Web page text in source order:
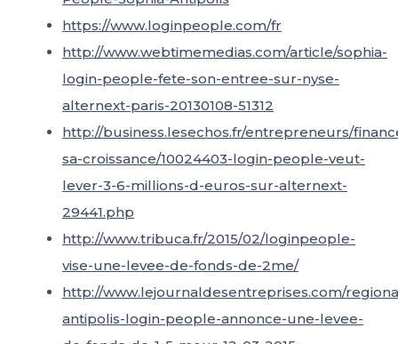
https://www.loginpeople.com/fr
http://www.webtimemedias.com/article/sophia-
login-people-fete-son-entree-sur-nyse-
alternext-paris-20130108-51312
http://business.lesechos.fr/entrepreneurs/
sa-croissance/10024403-login-people-veut-
lever-3-6-millions-d-euros-sur-alternext-
29441.php
http://www.tribuca.fr/2015/02/loginpeople-
vise-une-levee-de-fonds-de-2me/
http://www.lejournaldesentreprises.com/
antipolis-login-people-annonce-une-levee-